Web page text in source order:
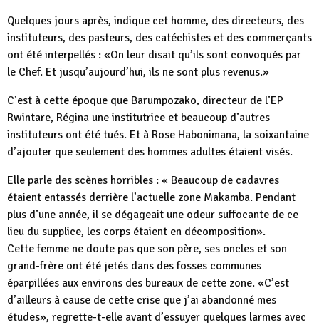
Quelques jours après, indique cet homme, des directeurs, des
instituteurs, des pasteurs, des catéchistes et des commerçants
ont été interpellés : «On leur disait qu’ils sont convoqués par
le Chef. Et jusqu’aujourd’hui, ils ne sont plus revenus.»
C’est à cette époque que Barumpozako, directeur de l’EP
Rwintare, Régina une institutrice et beaucoup d’autres
instituteurs ont été tués. Et à Rose Habonimana, la soixantaine
d’ajouter que seulement des hommes adultes étaient visés.
Elle parle des scènes horribles : « Beaucoup de cadavres
étaient entassés derrière l’actuelle zone Makamba. Pendant
plus d’une année, il se dégageait une odeur suffocante de ce
lieu du supplice, les corps étaient en décomposition».
Cette femme ne doute pas que son père, ses oncles et son
grand-frère ont été jetés dans des fosses communes
éparpillées aux environs des bureaux de cette zone. «C’est
d’ailleurs à cause de cette crise que j’ai abandonné mes
études», regrette-t-elle avant d’essuyer quelques larmes avec